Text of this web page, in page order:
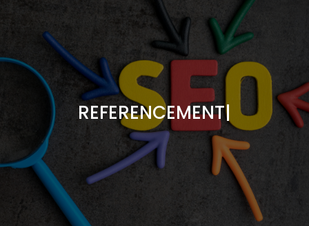
REFERENCEMENT SEM|